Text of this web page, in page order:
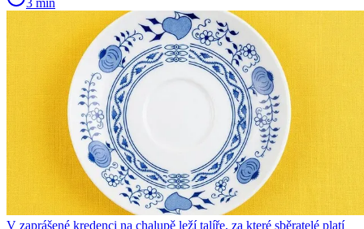
V zaprášené kredenci na chalupě leží talíře, za které sběratelé platí